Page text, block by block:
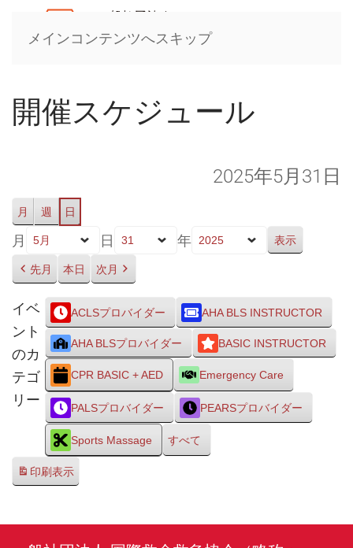
メインコンテンツへスキップ
開催スケジュール
2025年5月31日
月 週 日
月 日 年
先月 本日 次月
イベ
ント
のカ
テゴ
リー
ACLSプロバイダー AHA BLS INSTRUCTOR
AHA BLSプロバイダー BASIC INSTRUCTOR
CPR BASIC + AED Emergency Care
PALSプロバイダー PEARSプロバイダー
Sports Massage すべて
印刷表示